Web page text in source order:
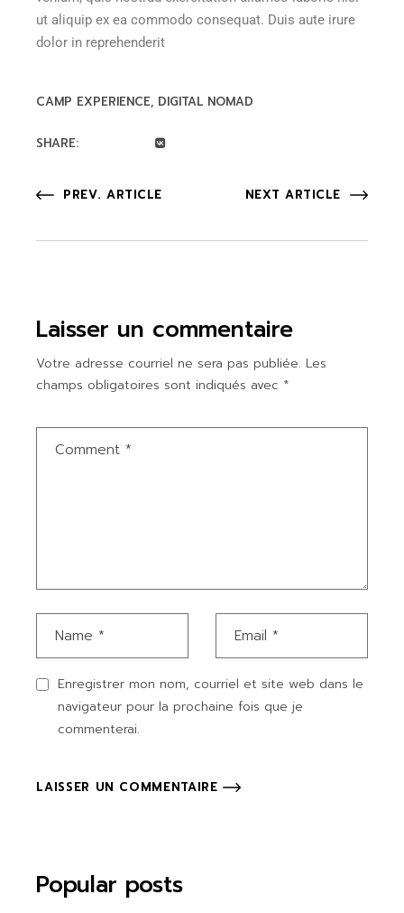
ut aliquip ex ea commodo consequat. Duis aute irure
dolor in reprehenderit
CAMP EXPERIENCE DIGITAL NOMAD
SHARE:
PREV. ARTICLE NEXT ARTICLE
Laisser un commentaire
Votre adresse courriel ne sera pas publiée. Les
champs obligatoires sont indiqués avec *
Enregistrer mon nom, courriel et site web dans le
navigateur pour la prochaine fois que je
commenterai.
LAISSER UN COMMENTAIRE
Popular posts